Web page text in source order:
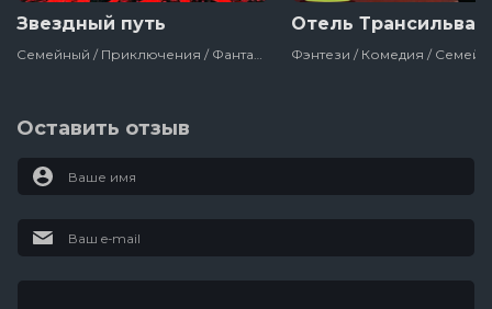
Звездный путь Отель
Оставить отзыв